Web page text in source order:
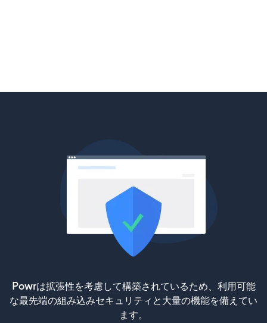
Powrは拡張性を考慮して構築されているため、利用可能
な最先端の組み込みセキュリティと大量の機能を備えてい
ます。